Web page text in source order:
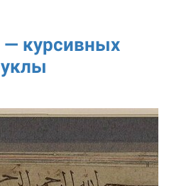
курсивных